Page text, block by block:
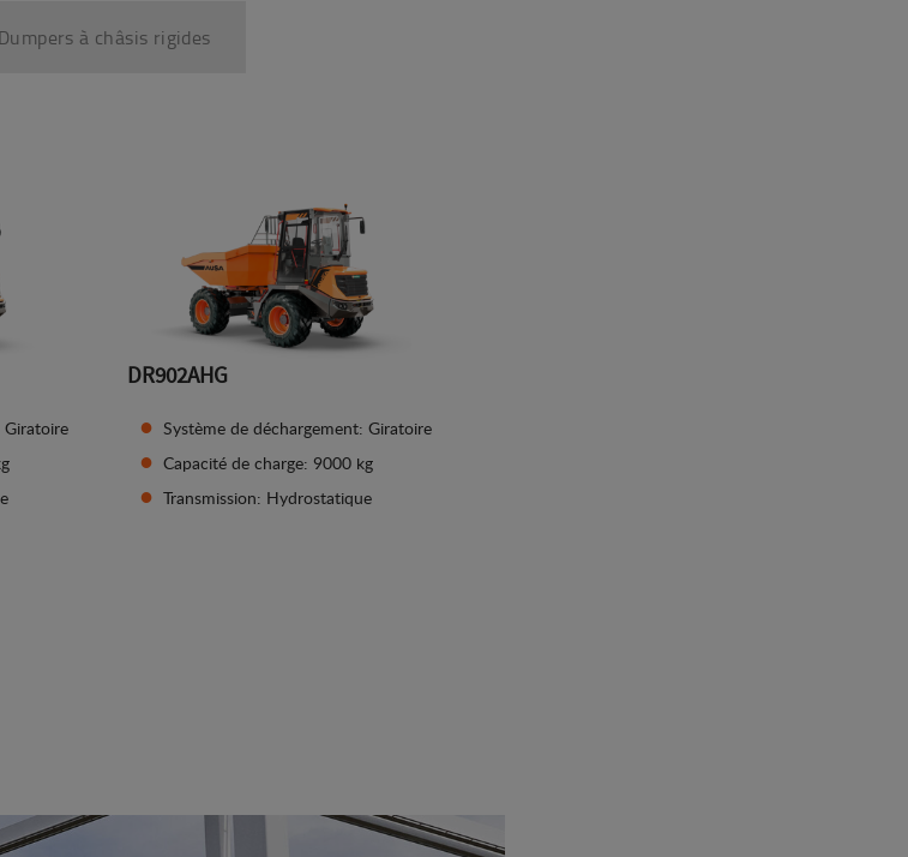
Dumpers à châsis rigides
Giratoire
DR902AHG
Système de déchargement: Giratoire
Capacité de charge: 9000 kg
Transmission: Hydrostatique